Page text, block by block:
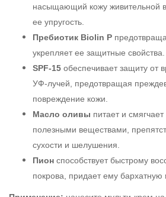
насыщающий кожу живительной
ее упругость.
Пребиотик Biolin P
укрепляет ее защитные свойства.
SPF-15 обеспечивает защиту от
УФ-лучей, предотвращая
повреждение кожи.
Масло оливы питает и
полезными веществами,
сухости и шелушения.
Пион способствует быстрому
покрова, придает ему бархатную